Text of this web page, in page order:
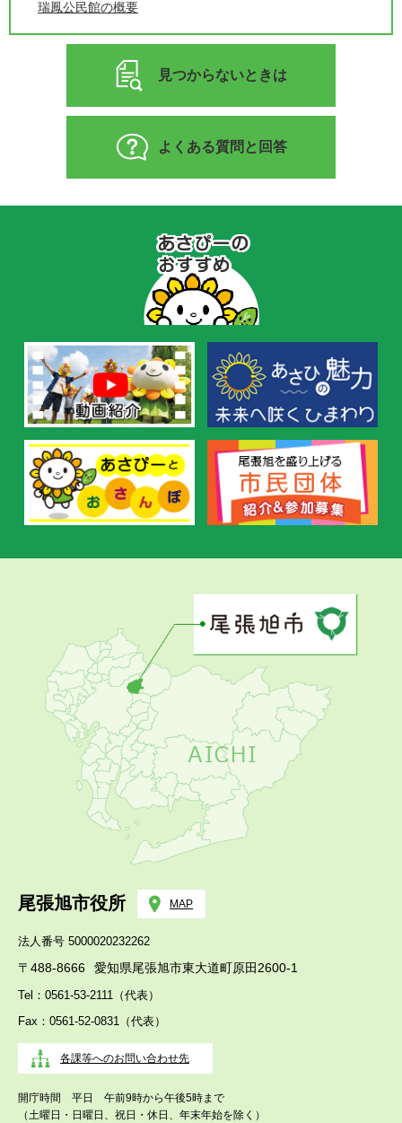
瑞鳳公民館の概要
見つからないときは
よくある質問と回答
の
お
す
め
尾張旭市役所 MAP
法人番号 5000020232262
〒488-8666 愛知県尾張旭市東大道町原田2600-1
Tel：0561-53-2111（代表）
Fax：0561-52-0831（代表）
各課等へのお問い合わせ先
開庁時間 平日 午前9時から午後5時まで
（土曜日・日曜日、祝日・休日、年末年始を除く）